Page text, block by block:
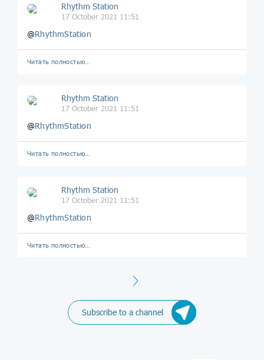
Rhythm Station
17 October 2021 11:51
@RhythmStation
Читать полностью…
Rhythm Station
17 October 2021 11:51
@RhythmStation
Читать полностью…
Rhythm Station
17 October 2021 11:51
@RhythmStation
Читать полностью…
Next
Subscribe to a channel